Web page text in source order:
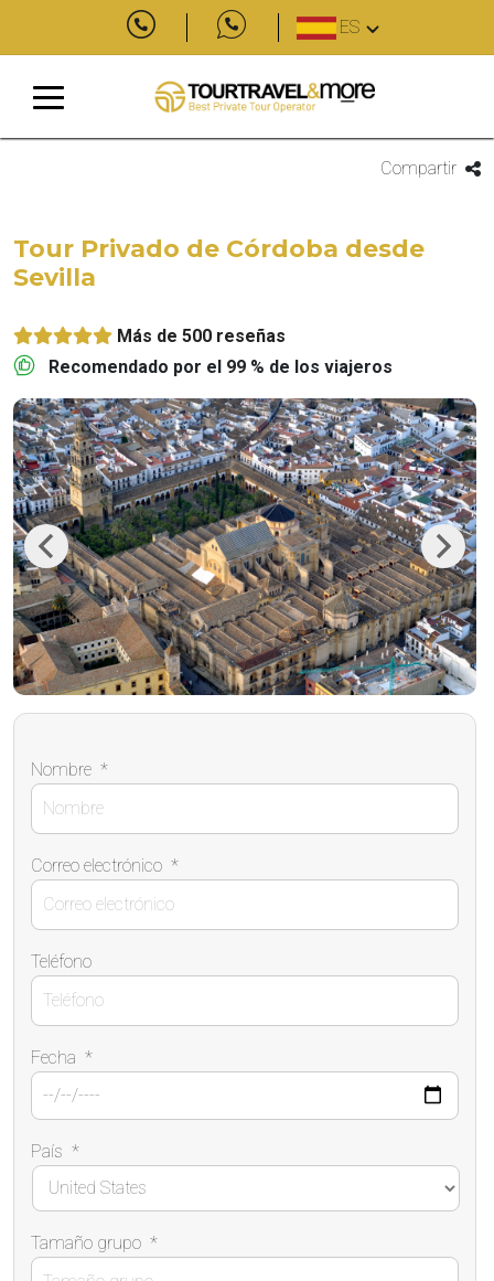
ES
Compartir
Tour Privado de Córdoba desde
Sevilla
Más de 500 reseñas
Recomendado por el 99 % de los viajeros
Previous Next
Nombre *
Correo electrónico *
Teléfono
Fecha *
País *
Tamaño grupo *